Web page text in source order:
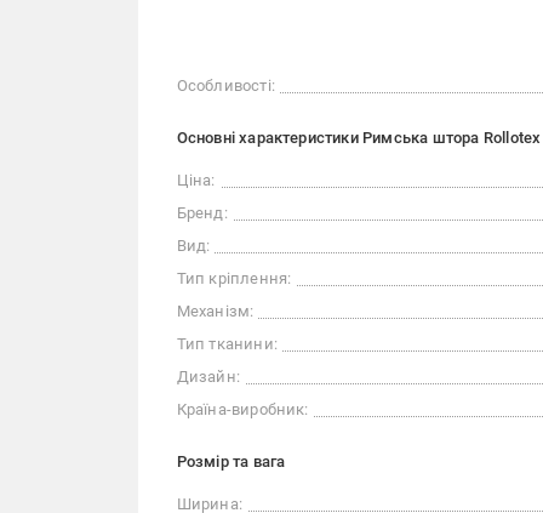
Особливості:
Основні характеристики Римська штора
Ціна:
Бренд:
Вид:
Тип кріплення:
Механізм:
Тип тканини:
Дизайн:
Країна-виробник:
Розмір та вага
Ширина: